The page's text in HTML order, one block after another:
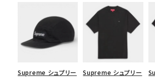
Supreme シュプリー
Supreme シュプリー